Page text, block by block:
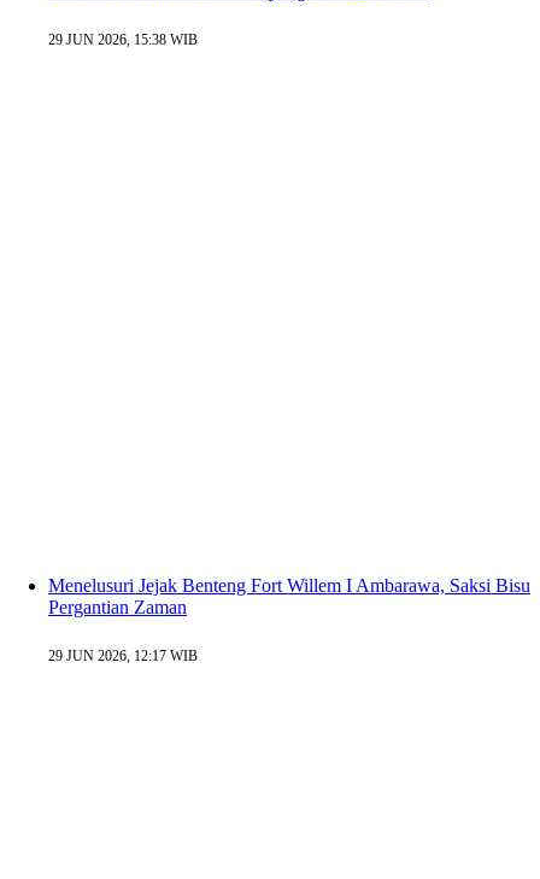
29 JUN 2026, 15:38 WIB
Menelusuri Jejak Benteng Fort Willem I Ambarawa, Saksi Bisu
Pergantian Zaman
29 JUN 2026, 12:17 WIB